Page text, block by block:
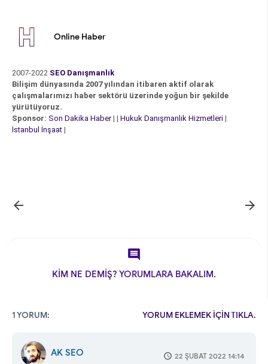
Online Haber
2007-2022 SEO Danışmanlık
Bilişim dünyasında 2007 yılından itibaren aktif olarak
çalışmalarımızı haber sektörü üzerinde yoğun bir şekilde
yürütüyoruz.
Sponsor: Son Dakika Haber| | Hukuk Danışmanlık Hizmetleri |
İstanbul İnşaat |
 

KİM NE DEMİŞ? YORUMLARA BAKALIM.
YORUM EKLEMEK İÇİN TIKLA.
1 YORUM:
AK SEO 22 ŞUBAT 2022 14:14